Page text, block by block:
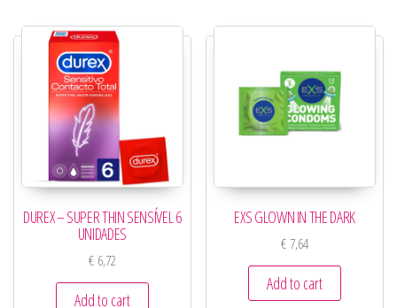
DUREX – SUPER THIN SENSÍVEL 6
UNIDADES
€6,72
Add to cart
EXS GLOWN IN THE DARK
€ 7,64
Add to cart